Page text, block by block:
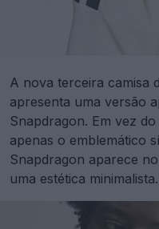
A nova terceira camisa
apresenta uma versão
Snapdragon. Em vez
apenas o emblemático
Snapdragon aparece
uma estética minimalista.